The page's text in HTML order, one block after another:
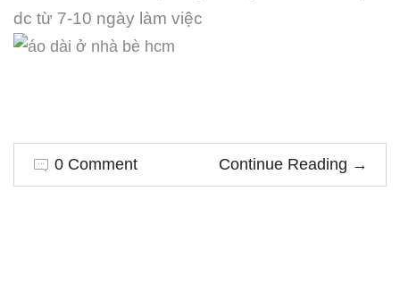
dc từ 7-10 ngày làm việc
0 Comment Continue Reading →